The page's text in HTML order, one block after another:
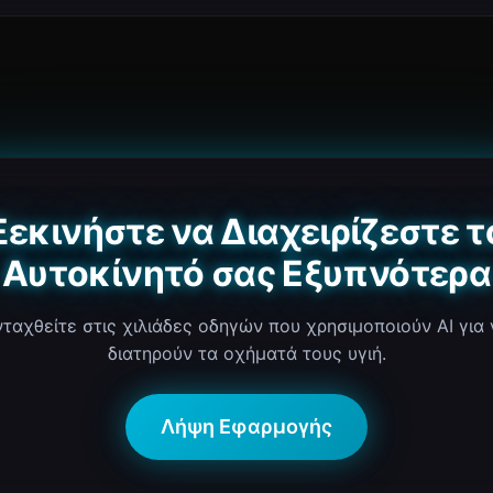
να Διαχειρίζεστε
Αυτοκίνητό σας Εξυπνότερα
στις χιλιάδες οδηγών που χρησιμοποιούν AI για
διατηρούν τα οχήματά τους υγιή.
Λήψη Εφαρμογής